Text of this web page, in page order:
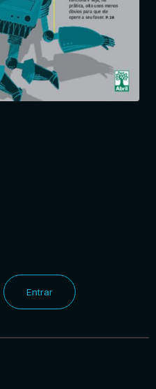
Entrar